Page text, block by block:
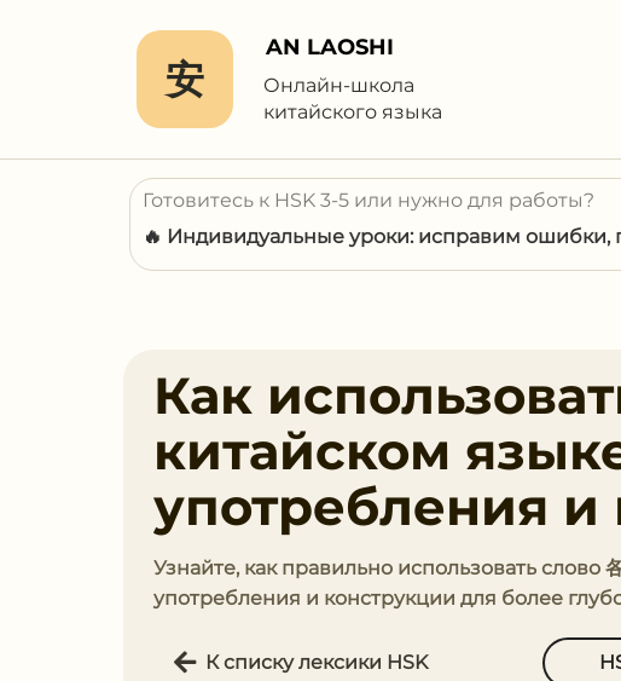
安
AN LAOSHI
Онлайн-школа
китайского языка
Готовитесь к HSK 3-5 или нужно для работы?
🔥 Индивидуальные уроки: исправим ошибки,
Как
китайском
употребления и
Узнайте, как правильно использовать
употребления и конструкции для более
К списку лексики HSK